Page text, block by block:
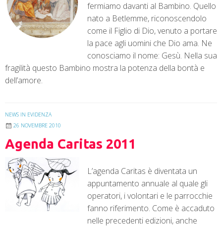
fermiamo davanti al Bambino. Quello
nato a Betlemme, riconoscendolo
come il Figlio di Dio, venuto a portare
la pace agli uomini che Dio ama. Ne
conosciamo il nome: Gesù. Nella sua
fragilità questo Bambino mostra la potenza della bontà e
dell’amore.
NEWS IN EVIDENZA
26 NOVEMBRE 2010
Agenda Caritas 2011
L’agenda Caritas è diventata un
appuntamento annuale al quale gli
operatori, i volontari e le parrocchie
fanno riferimento. Come è accaduto
nelle precedenti edizioni, anche